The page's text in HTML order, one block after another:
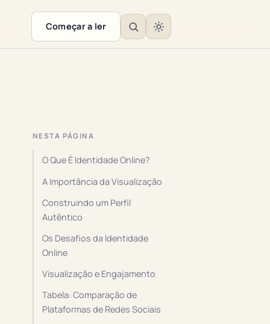
Começar a ler
NESTA PÁGINA
O Que É Identidade Online?
A Importância da Visualização
Construindo um Perfil
Autêntico
Os Desafios da Identidade
Online
Visualização e Engajamento
Tabela: Comparação de
Plataformas de Redes Sociais